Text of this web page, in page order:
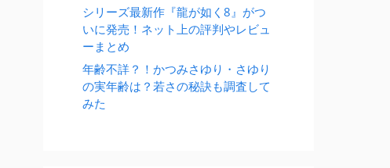
シリーズ最新作『龍が如く8』がつ
いに発売！ネット上の評判やレビュ
ーまとめ
年齢不詳？！かつみさゆり・さゆり
の実年齢は？若さの秘訣も調査して
みた